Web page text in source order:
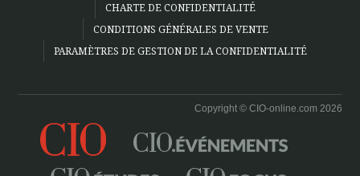
CHARTE DE CONFIDENTIALITÉ
CONDITIONS GÉNÉRALES DE VENTE
PARAMÈTRES DE GESTION DE LA CONFIDENTIALITÉ
Copyright © CIO-online.com 2026